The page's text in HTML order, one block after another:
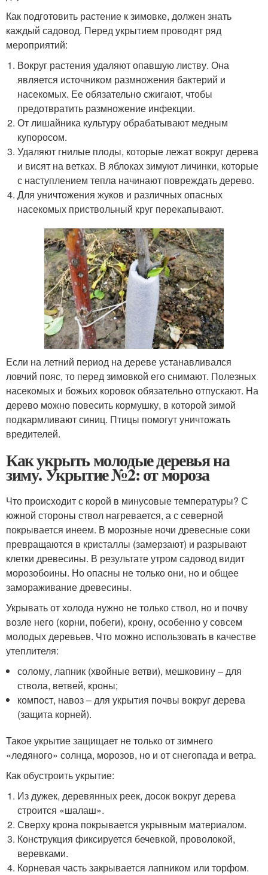
Как подготовить растение к зимовке, должен знать
каждый садовод. Перед укрытием проводят ряд
мероприятий:
Вокруг растения удаляют опавшую листву. Она
является источником размножения бактерий и
насекомых. Ее обязательно сжигают, чтобы
предотвратить размножение инфекции.
От лишайника культуру обрабатывают медным
купоросом.
Удаляют гнилые плоды, которые лежат вокруг дерева
и висят на ветках. В яблоках зимуют личинки, которые
с наступлением тепла начинают повреждать дерево.
Для уничтожения жуков и различных опасных
насекомых приствольный круг перекапывают.
Если на летний период на дереве устанавливался
ловчий пояс, то перед зимовкой его снимают. Полезных
насекомых и божьих коровок обязательно отпускают. На
дерево можно повесить кормушку, в которой зимой
подкармливают синиц. Птицы помогут уничтожать
вредителей.
Как укрыть молодые деревья на
зиму. Укрытие №2: от мороза
Что происходит с корой в минусовые температуры? С
южной стороны ствол нагревается, а с северной
покрывается инеем. В морозные ночи древесные соки
превращаются в кристаллы (замерзают) и разрывают
клетки древесины. В результате утром садовод видит
морозобоины. Но опасны не только они, но и общее
замораживание древесины.
Укрывать от холода нужно не только ствол, но и почву
возле него (корни, побеги), крону, особенно у совсем
молодых деревьев. Что можно использовать в качестве
утеплителя:
солому, лапник (хвойные ветви), мешковину – для
ствола, ветвей, кроны;
компост, навоз – для укрытия почвы вокруг дерева
(защита корней).
Такое укрытие защищает не только от зимнего
«ледяного» солнца, морозов, но и от снегопада и ветра.
Как обустроить укрытие:
Из дужек, деревянных реек, досок вокруг дерева
строится «шалаш».
Сверху крона покрывается укрывным материалом.
Конструкция фиксируется бечевкой, проволокой,
веревками.
Корневая часть закрывается лапником или торфом.